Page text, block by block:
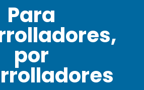
Para
por